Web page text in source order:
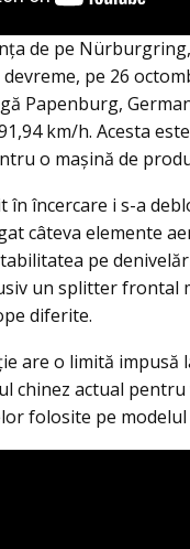
de pe
pe 26
Papenburg,
km/h. Acesta
o mașină de
în încercare i s-a
câteva elemente
pe
un splitter frontal
diferite.
are o limită impusă
chinez actual pentru
folosite pe modelul